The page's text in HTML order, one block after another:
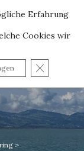
>
Erfahrung
Cookies wir
GDPR